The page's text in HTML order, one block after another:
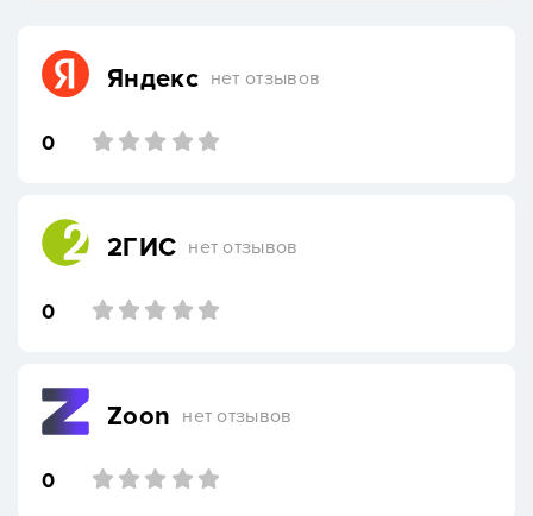
Яндекс нет отзывов
0
2ГИС нет отзывов
0
Zoon нет отзывов
0